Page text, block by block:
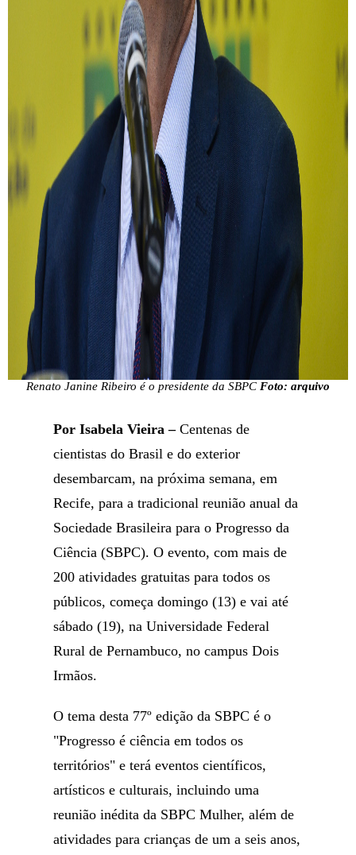
Renato Janine Ribeiro é o presidente da SBPC Foto: arquivo
Por Isabela Vieira –Centenas de
cientistas do Brasil e do exterior
desembarcam, na próxima semana, em
Recife, para a tradicional reunião anual da
Sociedade Brasileira para o Progresso da
Ciência (SBPC). O evento, com mais de
200 atividades gratuitas para todos os
públicos, começa domingo (13) e vai até
sábado (19), na Universidade Federal
Rural de Pernambuco, no campus Dois
Irmãos.
O tema desta 77º edição da SBPC é o
"Progresso é ciência em todos os
territórios" e terá eventos científicos,
artísticos e culturais, incluindo uma
reunião inédita da SBPC Mulher, além de
atividades para crianças de um a seis anos,